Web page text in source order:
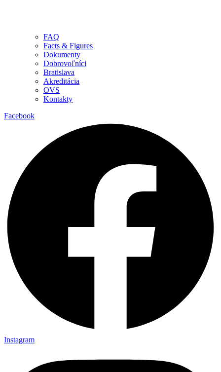
FAQ
Facts & Figures
Dokumenty
Dobrovoľníci
Bratislava
Akreditácia
OVS
Kontakty
Facebook
Instagram